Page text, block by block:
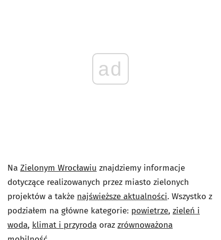
ad
Na Zielonym Wrocławiu znajdziemy informacje
dotyczące realizowanych przez miasto zielonych
projektów a także najświeższe aktualności. Wszystko z
podziałem na główne kategorie: powietrze, zieleń i
woda, klimat i przyroda oraz zrównoważona